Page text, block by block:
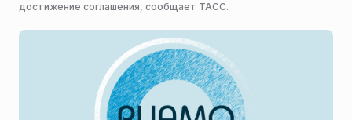
достижение соглашения, сообщает ТАСС.